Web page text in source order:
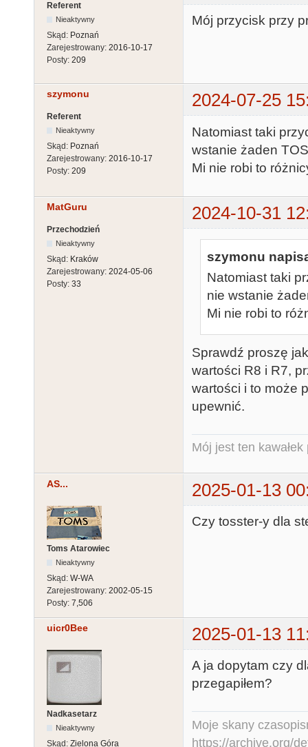
Referent
Nieaktywny
Skąd: Poznań
Zarejestrowany: 2016-10-17
Posty: 209
Mój przycisk przy
szymonu 2024-07-25
Referent
Nieaktywny
Skąd: Poznań
Zarejestrowany: 2016-10-17
Posty: 209
Natomiast taki
wstanie żaden
Mi nie robi to
MatGuru 2024-10-31
Przechodzień
Nieaktywny
Skąd: Kraków
Zarejestrowany: 2024-05-06
Posty: 33
szymonu
Natomiast taki
nie wstanie
Mi nie robi to
Sprawdź proszę
wartości R8 i R7,
wartości i to może
upewnić.
Mój jest ten kawałek
AS... 2025-01-13
Toms Atarowiec
Nieaktywny
Skąd: W-WA
Zarejestrowany: 2002-05-15
Posty: 7,506
Czy tosster-y dla
uicr0Bee 2025-01-13
Nadkasetarz
Nieaktywny
Skąd: Zielona Góra
A ja dopytam czy
przegapiłem?
Moje skany
https://archive.org/